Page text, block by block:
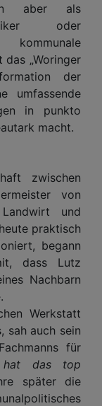
aber als
oder
„Woringer
der
umfassende
in punkto
macht.
zwischen
von
und
praktisch
begann
dass Lutz
Nachbarn
Werkstatt
sah auch sein
für
hat das top
später die